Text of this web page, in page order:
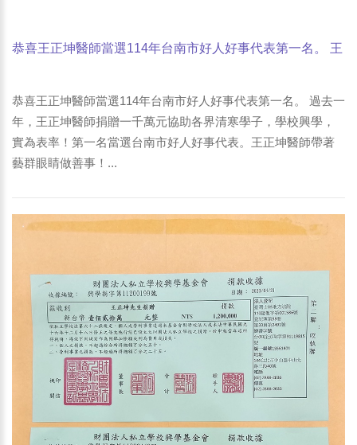
恭喜王正坤醫師當選114年台南市好人好事代表第一名。 王
恭喜王正坤醫師當選114年台南市好人好事代表第一名。 過去一
年，王正坤醫師捐贈一千萬元協助各界清寒學子，學校興學，
實為表率！第一名當選台南市好人好事代表。王正坤醫師帶著
藝群眼睛做善事！...